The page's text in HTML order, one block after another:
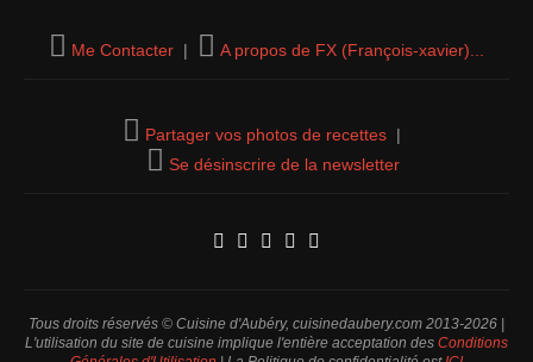
Me Contacter | A propos de FX (François-xavier)...
Partager vos photos de recettes |
Se désinscrire de la newsletter
Tous droits réservés © Cuisine d'Aubéry, cuisinedaubery.com 2013-2026 |
L'utilisation du site de cuisine implique l'entière acceptation des Conditions